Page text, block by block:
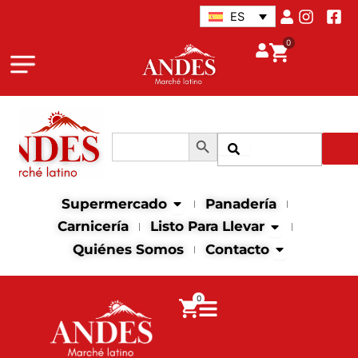
ES
0
Buscar: Botón de búsqueda
Supermercado Abrir supermercado
Panadería
Carnicería
Listo Para Llevar Abrir Listo
Quiénes Somos Contacto Abrir
0